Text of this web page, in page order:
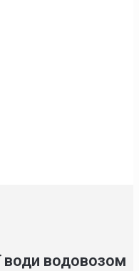
води водовозом